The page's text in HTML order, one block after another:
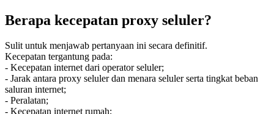
Berapa kecepatan proxy seluler?
Sulit untuk menjawab pertanyaan ini secara definitif.
Kecepatan tergantung pada:
- Kecepatan internet dari operator seluler;
- Jarak antara proxy seluler dan menara seluler serta tingkat beban
saluran internet;
- Peralatan;
- Kecepatan internet rumah;